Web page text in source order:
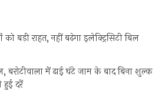
बड़ी राहत, नहीं बढ़ेगा इलेक्ट्रिसिटी बिल
बरोटीवाला में ढाई घंटे जाम के बाद बिना शुल्क
हुई दरें